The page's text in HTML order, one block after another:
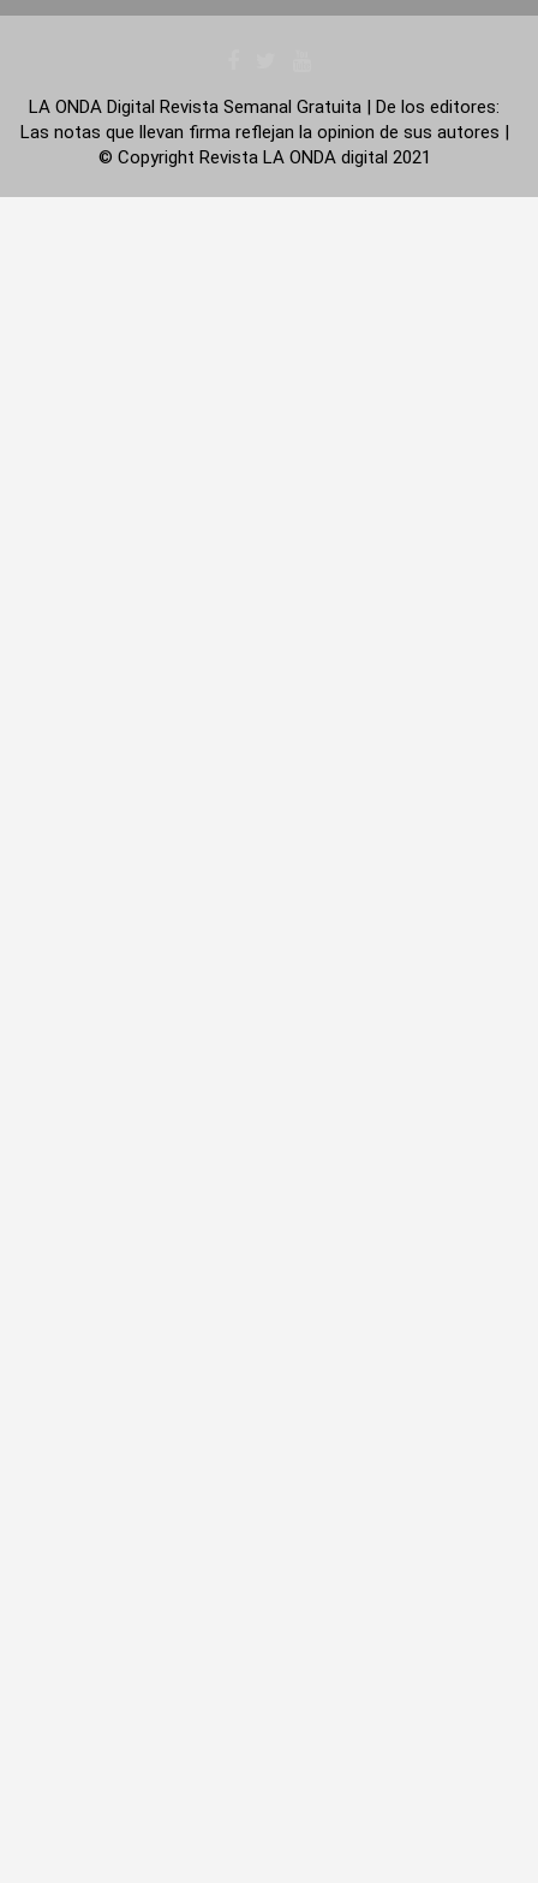
LA ONDA Digital Revista Semanal Gratuita | De los editores:
Las notas que llevan firma reflejan la opinion de sus autores |
© Copyright Revista LA ONDA digital 2021